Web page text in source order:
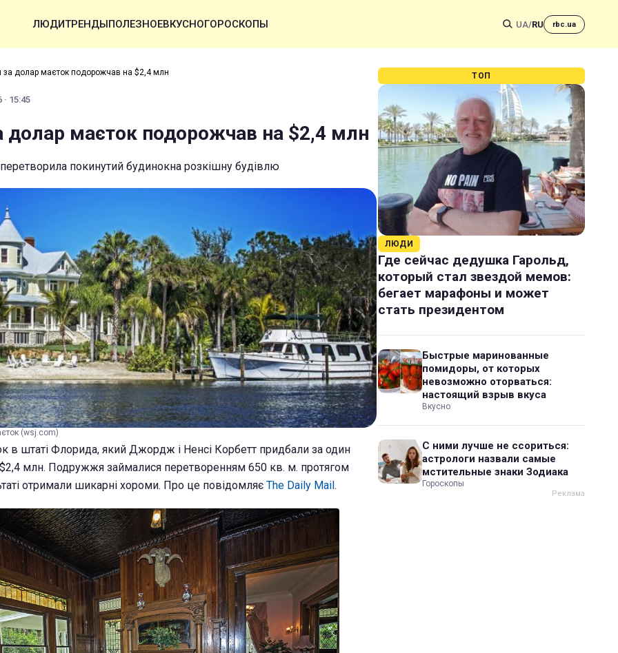
ЛЮДИТРЕНДЫПОЛЕЗНОЕВКУСНОГОРОСКОПЫ UA/RU rbc.ua
за долар маєток подорожчав на $2,4 млн
15:45
долар маєток подорожчав на $2,4 млн
покинутий будинокна розкішну будівлю
(wsj.com)
в штаті Флорида, який Джордж і Ненсі Корбетт придбали за один
млн. Подружжя займалися перетворенням 650 кв. м. протягом
отримали шикарні хороми. Про це повідомляє The Daily Mail.
ТОП
ЛЮДИ
Где сейчас дедушка Гарольд,
который стал звездой мемов:
бегает марафоны и может
стать президентом
Быстрые маринованные
помидоры, от которых
невозможно оторваться:
настоящий взрыв вкуса
Вкусно
С ними лучше не ссориться:
астрологи назвали самые
мстительные знаки Зодиака
Гороскопы